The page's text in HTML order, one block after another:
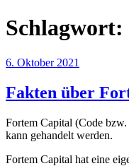
Schlagwort:
Veröffentlicht
6. Oktober 2021
Fakten über
Fortem Capital (Code
kann gehandelt werden.
Fortem Capital hat eine